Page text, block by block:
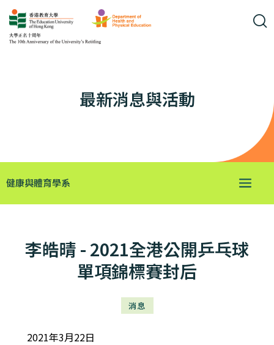
最新消息與活動
健康與體育學系
李皓晴 - 2021全港公開乒乓球
單項錦標賽封后
消息
2021年3月22日